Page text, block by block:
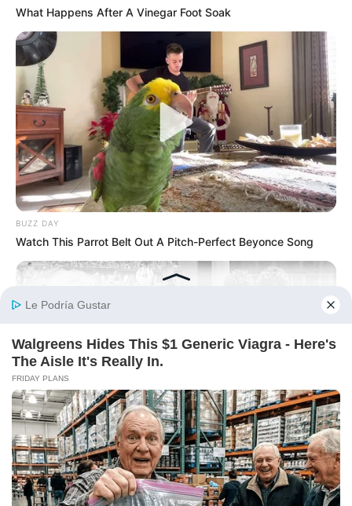
What Happens After A Vinegar Foot Soak
BUZZ DAY
Watch This Parrot Belt Out A Pitch-Perfect Beyonce Song
BUZZ DAY
Photos From The 70s That Defined A Beauty Standard